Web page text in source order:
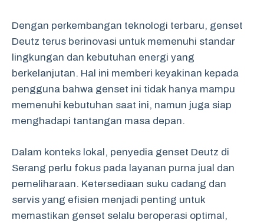
Dengan perkembangan teknologi terbaru, genset
Deutz terus berinovasi untuk memenuhi standar
lingkungan dan kebutuhan energi yang
berkelanjutan. Hal ini memberi keyakinan kepada
pengguna bahwa genset ini tidak hanya mampu
memenuhi kebutuhan saat ini, namun juga siap
menghadapi tantangan masa depan.
Dalam konteks lokal, penyedia genset Deutz di
Serang perlu fokus pada layanan purna jual dan
pemeliharaan. Ketersediaan suku cadang dan
servis yang efisien menjadi penting untuk
memastikan genset selalu beroperasi optimal,